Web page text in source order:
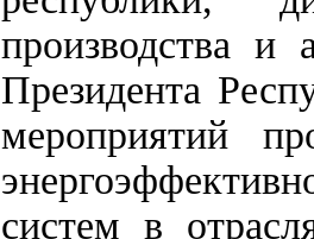
производства и
Президента
мероприятий
систем в